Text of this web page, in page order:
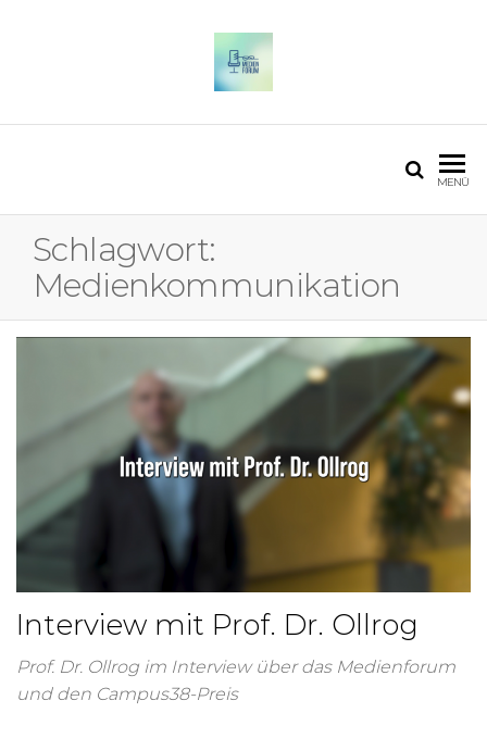
MENÜ
Schlagwort:
Medienkommunikation
Interview mit Prof. Dr. Ollrog
Prof. Dr. Ollrog im Interview über das Medienforum
und den Campus38-Preis